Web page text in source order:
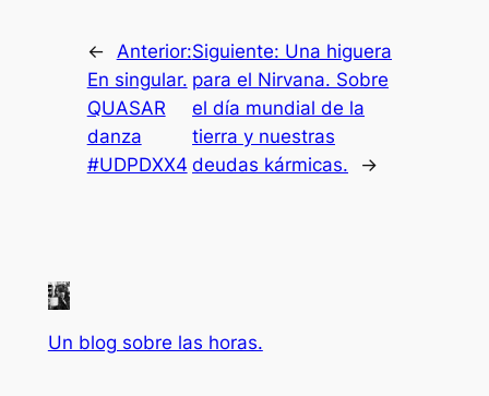
←
Anterior:
En singular.
QUASAR
danza
#UDPDXX4
Siguiente: Una higuera
para el Nirvana. Sobre
el día mundial de la
tierra y nuestras
deudas kármicas.
→
Un blog sobre las horas.